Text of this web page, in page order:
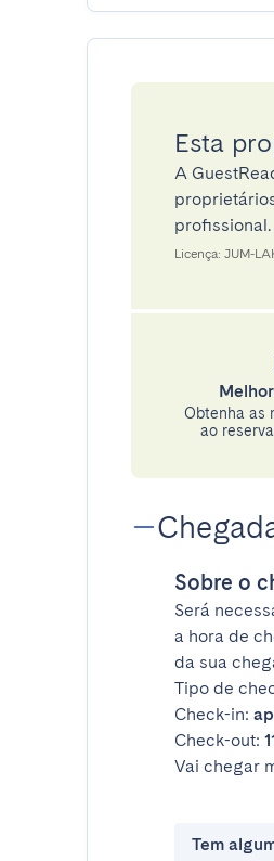
Esta
A
Licença: JUM-
Obtenha as
ao
Sobre o
Será
a hora de
da sua
Tipo de
Check-in:
Check-out:
Vai chegar
Tem